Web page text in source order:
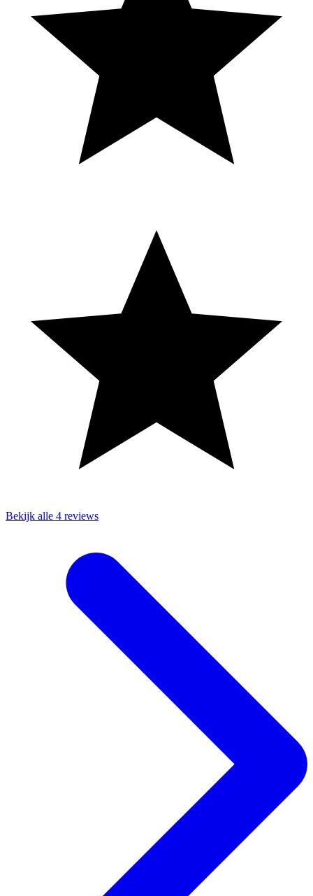
Bekijk alle 4 reviews